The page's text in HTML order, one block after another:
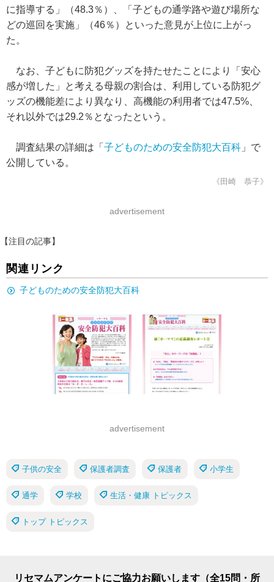
に指導する」（48.3％）、「子どもの通学路や遊び場所な
どの巡回を実施」（46％）といった意見が上位に上がっ
た。
なお、子どもに防犯グッズを持たせたことにより「安心
感が増した」と考える母親の割合は、利用している防犯グ
ッズの機能差により異なり、高機能の利用者では47.5%、
それ以外では29.2％となったという。
調査結果の詳細は「 子どものための安全防犯大百科 」で
公開している。
《田崎 恭子》
advertisement
【注目の記事】
関連リンク
子どものための安全防犯大百科
advertisement
子供の安全 保護者調査 保護者 小学生
通学 学校 生活・健康 トピックス
トップ トピックス
リセマムアンケートにご協力お願いします（全15問・所